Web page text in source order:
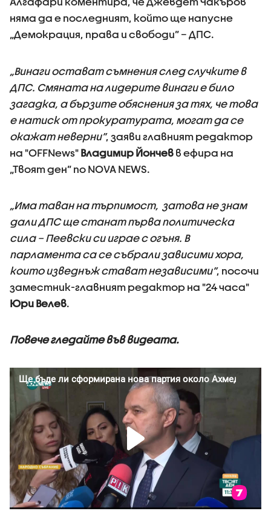
няма да е последният, който ще напусне
„Демокрация, права и свободи” – ДПС.
„Винаги остават съмнения след случките в
ДПС. Смяната на лидерите винаги е било
загадка, а бързите обяснения за тях, че това
е натиск от прокуратурата, могат да се
окажат неверни”, заяви главният редактор
на "OFFNews" Владимир Йончев в ефира на
„Твоят ден” по NOVA NEWS.
„Има таван на търпимост, затова не знам
дали ДПС ще станат първа политическа
сила – Пеевски си играе с огъня. В
парламента са се събрали зависими хора,
които изведнъж стават независими”, посочи
заместник-главният редактор на "24 часа"
Юри Велев.
Повече гледайте във видеата.